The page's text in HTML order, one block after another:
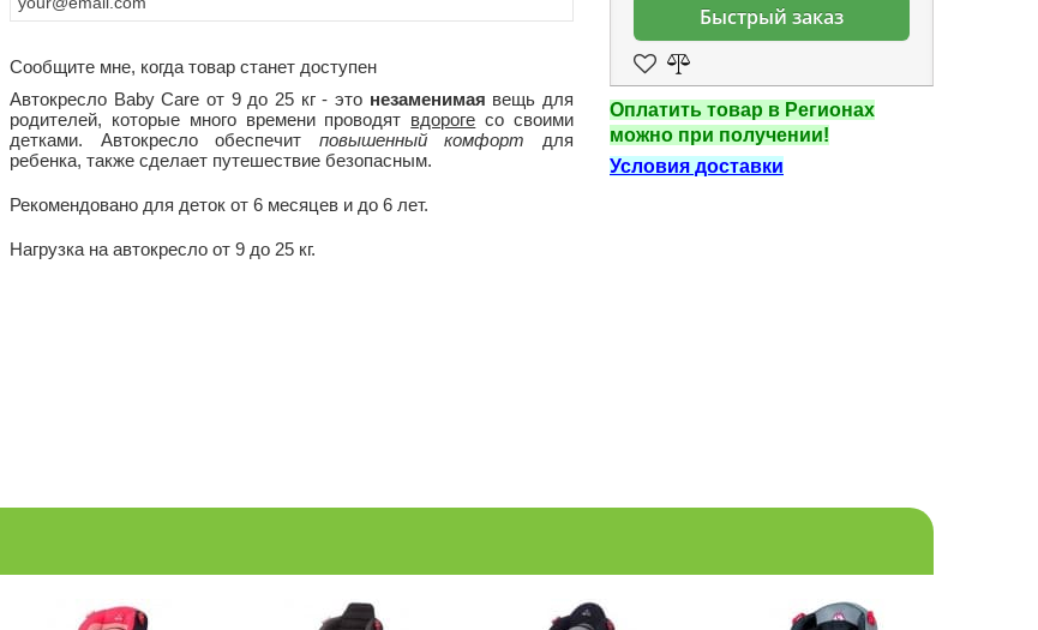
Сообщите мне, когда товар станет доступен
Автокресло Baby Care от 9 до 25 кг - это незаменимая вещь для
родителей, которые много времени проводят вдороге со своими
детками. Автокресло обеспечит повышенный комфорт для
ребенка, также сделает путешествие безопасным.
Рекомендовано для деток от 6 месяцев и до 6 лет.
Нагрузка на автокресло от 9 до 25 кг.
Быстрый заказ
Оплатить товар в Регионах
можно при получении!
Условия доставки